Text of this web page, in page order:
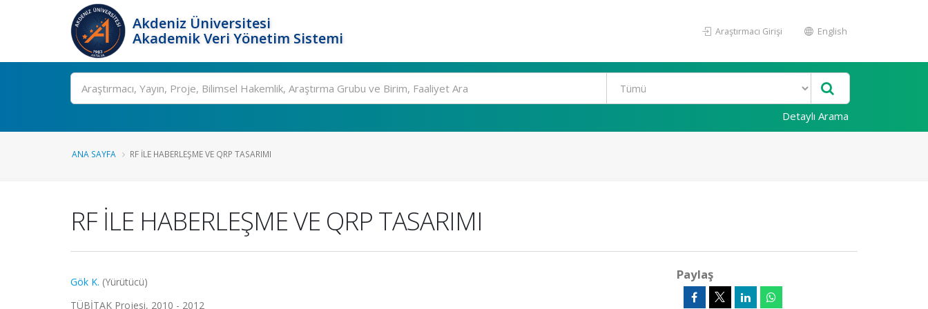
Akdeniz Üniversitesi
Akademik Veri Yönetim Sistemi
Araştırmacı Girişi English
Ara
Detaylı Arama
ANA SAYFA RF İLE HABERLEŞME VE QRP TASARIMI
RF İLE HABERLEŞME VE QRP TASARIMI
Gök K. (Yürütücü)
TÜBİTAK Projesi, 2010 - 2012
Paylaş